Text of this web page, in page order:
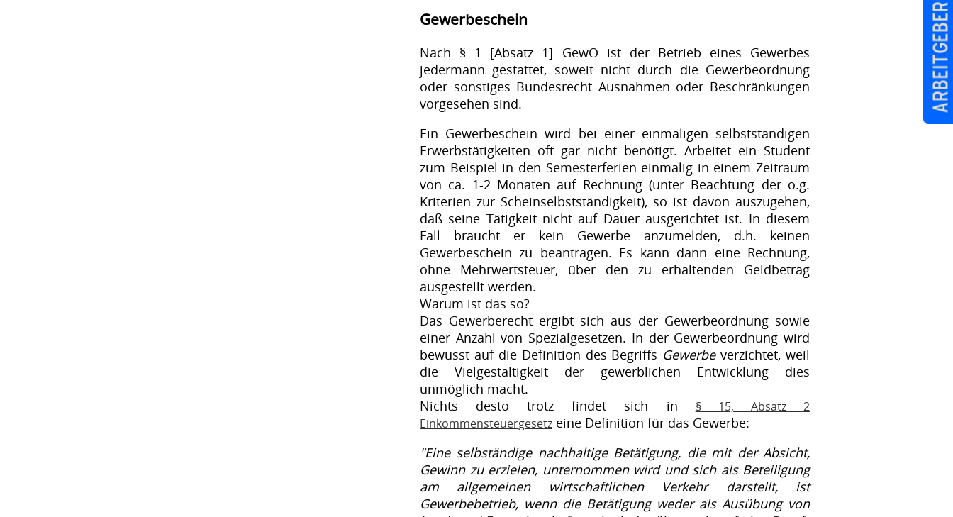
Arbeitgeber
Gewerbeschein
Nach § 1 [Absatz 1] GewO ist der Betrieb eines Gewerbes
jedermann gestattet, soweit nicht durch die Gewerbeordnung
oder sonstiges Bundesrecht Ausnahmen oder Beschränkungen
vorgesehen sind.
Ein Gewerbeschein wird bei einer einmaligen selbstständigen
Erwerbstätigkeiten oft gar nicht benötigt. Arbeitet ein Student
zum Beispiel in den Semesterferien einmalig in einem Zeitraum
von ca. 1-2 Monaten auf Rechnung (unter Beachtung der o.g.
Kriterien zur Scheinselbstständigkeit), so ist davon auszugehen,
daß seine Tätigkeit nicht auf Dauer ausgerichtet ist. In diesem
Fall braucht er kein Gewerbe anzumelden, d.h. keinen
Gewerbeschein zu beantragen. Es kann dann eine Rechnung,
ohne Mehrwertsteuer, über den zu erhaltenden Geldbetrag
ausgestellt werden.
Warum ist das so?
Das Gewerberecht ergibt sich aus der Gewerbeordnung sowie
einer Anzahl von Spezialgesetzen. In der Gewerbeordnung wird
bewusst auf die Definition des Begriffs Gewerbeverzichtet, weil
die Vielgestaltigkeit der gewerblichen Entwicklung dies
unmöglich macht.
Nichts desto trotz findet sich in
§ 15, Absatz 2
Einkommensteuergesetz eine Definition für das Gewerbe:
"Eine selbständige nachhaltige Betätigung, die mit der Absicht,
Gewinn zu erzielen, unternommen wird und sich als Beteiligung
am allgemeinen wirtschaftlichen Verkehr darstellt, ist
Gewerbebetrieb, wenn die Betätigung weder als Ausübung von